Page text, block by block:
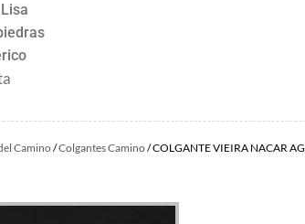
Camino/Colgantes Camino/ COLGANTE VIEIRA NACAR AG